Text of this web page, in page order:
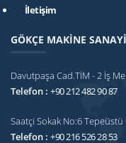
İletişim
GÖKÇE MAKİNE
Davutpaşa Cad.TİM - 2 İş
Telefon : +90 212 482 90 87
Saatçi Sokak No:6
Telefon : +90 216 526 28 53